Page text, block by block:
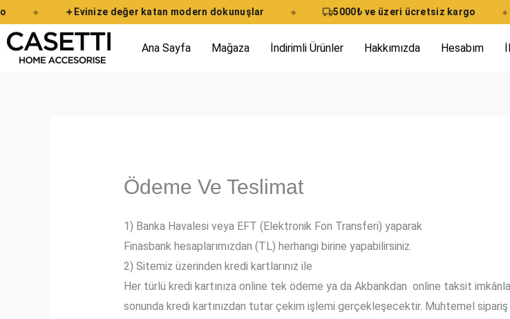
İçeriğe
atla
Evinize değer katan modern dokunuşlar 5000₺ ve üzeri ücretsiz kargo
Ana Sayfa Mağaza İndirimli Ürünler Hakkımızda Hesabım
Ödeme Ve Teslimat
1) Banka Havalesi veya EFT (Elektronik Fon Transferi) yaparak
Finasbank hesaplarımızdan (TL) herhangi birine yapabilirsiniz.
2) Sitemiz üzerinden kredi kartlarınız ile
Her türlü kredi kartınıza online tek ödeme ya da Akbankdan online taksit
sonunda kredi kartınızdan tutar çekim işlemi gerçekleşecektir. Muhtemel